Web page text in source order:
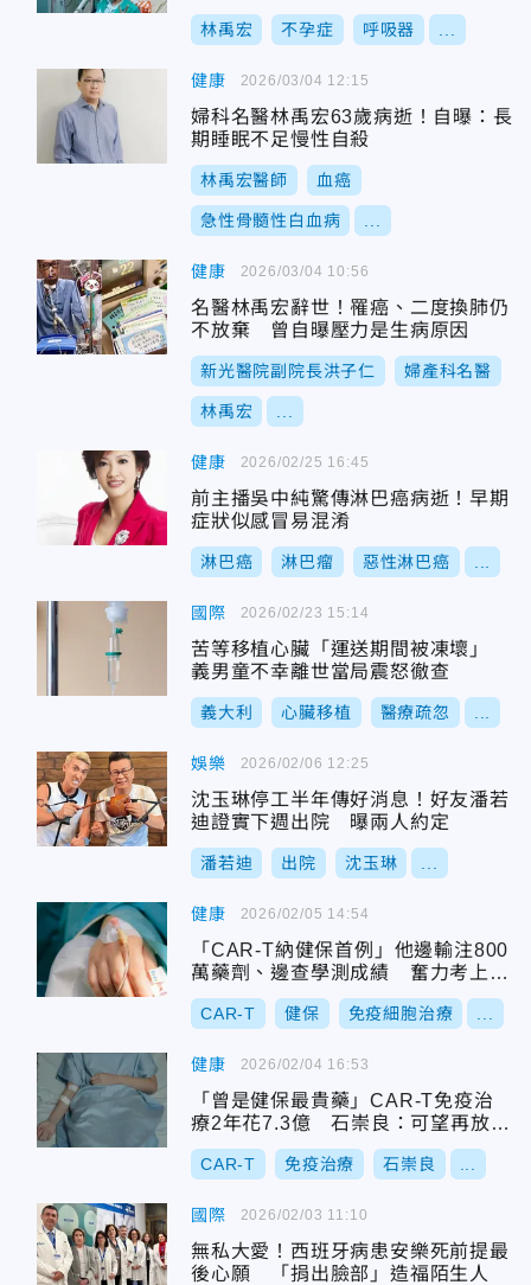
林禹宏 不孕症 呼吸器
健康
婦科名醫林禹宏63歲病逝！自曝：長
期睡眠不足慢性自殺
林禹宏醫師 血癌
急性骨髓性白血病
2026/03/04 12:15
健康
名醫林禹宏辭世！罹癌、二度換肺仍
不放棄 曾自曝壓力是生病原因
新光醫院副院長洪子仁 婦產科名醫
林禹宏
2026/03/04 10:56
健康
前主播吳中純驚傳淋巴癌病逝！早期
症狀似感冒易混淆
淋巴癌 淋巴瘤 惡性淋巴癌
2026/02/25 16:45
國際
苦等移植心臟「運送期間被凍壞」
義男童不幸離世當局震怒徹查
義大利 心臟移植 醫療疏忽
2026/02/23 15:14
娛樂
沈玉琳停工半年傳好消息！好友潘若
迪證實下週出院 曝兩人約定
潘若迪 出院 沈玉琳
2026/02/06 12:25
健康
「CAR-T納健保首例」他邊輸注800
萬藥劑、邊查學測成績 奮力考上台
大
CAR-T 健保 免疫細胞治療
2026/02/05 14:54
健康
「曾是健保最貴藥」CAR-T免疫治
療2年花7.3億 石崇良：可望再放寬
給付
CAR-T 免疫治療 石崇良
2026/02/04 16:53
國際
無私大愛！西班牙病患安樂死前提最
後心願 「捐出臉部」造福陌生人
2026/02/03 11:10